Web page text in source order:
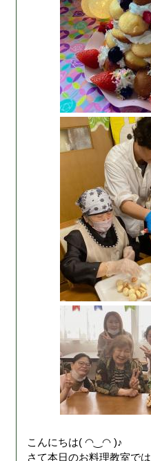
こんにちは( ◠‿◠ )♪
さて本日のお料理教室で